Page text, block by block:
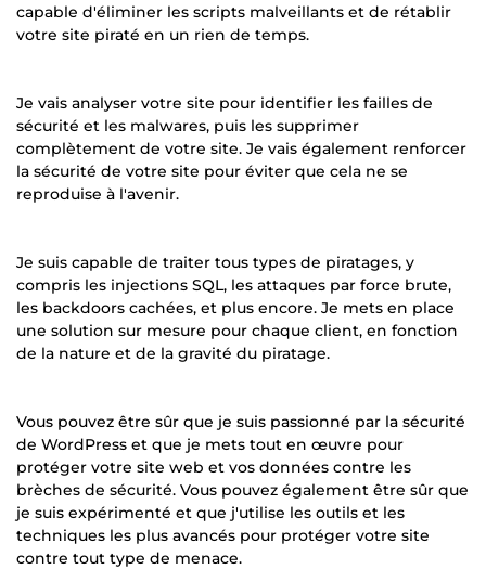
capable d'éliminer les scripts malveillants et de rétablir
votre site piraté en un rien de temps.
Je vais analyser votre site pour identifier les failles de
sécurité et les malwares, puis les supprimer
complètement de votre site. Je vais également renforcer
la sécurité de votre site pour éviter que cela ne se
reproduise à l'avenir.
Je suis capable de traiter tous types de piratages, y
compris les injections SQL, les attaques par force brute,
les backdoors cachées, et plus encore. Je mets en place
une solution sur mesure pour chaque client, en fonction
de la nature et de la gravité du piratage.
Vous pouvez être sûr que je suis passionné par la sécurité
de WordPress et que je mets tout en œuvre pour
protéger votre site web et vos données contre les
brèches de sécurité. Vous pouvez également être sûr que
je suis expérimenté et que j'utilise les outils et les
techniques les plus avancés pour protéger votre site
contre tout type de menace.